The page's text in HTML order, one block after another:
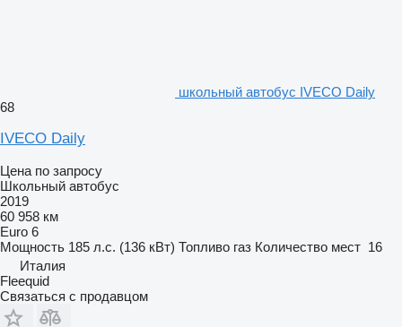
школьный автобус IVECO Daily
68
IVECO Daily
Цена по запросу
Школьный автобус
2019
60 958 км
Euro 6
Мощность 185 л.с. (136 кВт) Топливо газ Количество мест 16
Италия
Fleequid
Связаться с продавцом